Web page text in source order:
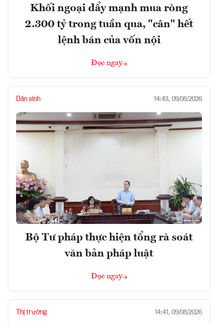
Khối ngoại đẩy mạnh mua ròng
2.300 tỷ trong tuần qua, "cân" hết
lệnh bán của vốn nội
Đọc ngay
Dân sinh 14:43, 09/08/2026
Bộ Tư pháp thực hiện tổng rà soát
văn bản pháp luật
Đọc ngay
Thị trường 14:41, 09/08/2026